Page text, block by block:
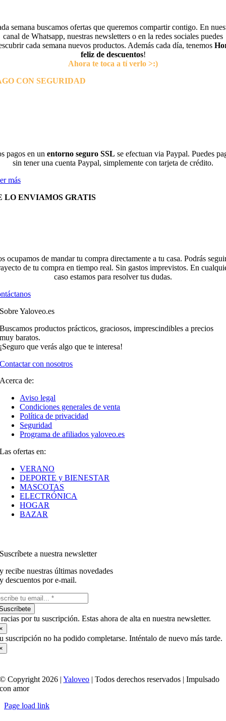
semana buscamos ofertas que queremos compartir contigo. En
canal de Whatsapp, nuestras newsletters o en la redes sociales puedes
cada semana nuevos productos. Además cada día, tenemos
feliz de descuentos!
Ahora te toca a tí verlo >:)
CON SEGURIDAD
pagos en un entorno seguro SSL se efectuan via Paypal. Puedes
sin tener una cuenta Paypal, simplemente con tarjeta de crédito.
más
LO ENVIAMOS GRATIS
ocupamos de mandar tu compra directamente a tu casa. Podrás
de tu compra en tiempo real. Sin gastos imprevistos. En
caso estamos para resolver tus dudas.
Sobre Yaloveo.es
Buscamos productos prácticos, graciosos, imprescindibles a precios
muy baratos.
¡Seguro que verás algo que te interesa!
Contactar con nosotros
Acerca de:
Aviso legal
Condiciones generales de venta
Política de privacidad
Seguridad
Programa de afiliados yaloveo.es
Las ofertas en:
VERANO
DEPORTE y BIENESTAR
MASCOTAS
ELECTRÓNICA
HOGAR
BAZAR
Suscríbete a nuestra newsletter
y recibe nuestras últimas novedades
y descuentos por e-mail.
por tu suscripción. Estas ahora de alta en nuestra newsletter.
suscripción no ha podido completarse. Inténtalo de nuevo más tarde.
© Copyright 2026 |Yaloveo | Todos derechos reservados | Impulsado
con amor
Page load link